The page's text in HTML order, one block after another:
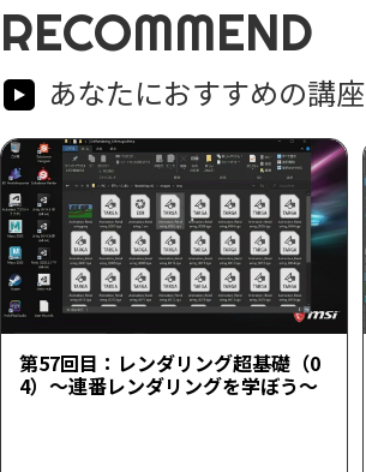
RECOMMEND
あなたにおすすめの講座
第57回目：レンダリング超基礎（0
4）～連番レンダリングを学ぼう～